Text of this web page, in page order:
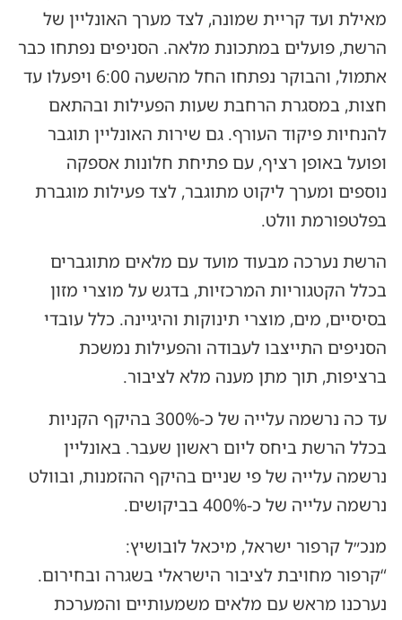
מאילת ועד קריית שמונה, לצד מערך האונליין של
הרשת, פועלים במתכונת מלאה. הסניפים נפתחו כבר
אתמול, והבוקר נפתחו החל מהשעה 6:00 ויפעלו עד
חצות, במסגרת הרחבת שעות הפעילות ובהתאם
להנחיות פיקוד העורף. גם שירות האונליין תוגבר
ופועל באופן רציף, עם פתיחת חלונות אספקה
נוספים ומערך ליקוט מתוגבר, לצד פעילות מוגברת
בפלטפורמת וולט.
הרשת נערכה מבעוד מועד עם מלאים מתוגברים
בכלל הקטגוריות המרכזיות, בדגש על מוצרי מזון
בסיסיים, מים, מוצרי תינוקות והיגיינה. כלל עובדי
הסניפים התייצבו לעבודה והפעילות נמשכת
ברציפות, תוך מתן מענה מלא לציבור.
עד כה נרשמה עלייה של כ-300% בהיקף הקניות
בכלל הרשת ביחס ליום ראשון שעבר. באונליין
נרשמה עלייה של פי שניים בהיקף ההזמנות, ובוולט
נרשמה עלייה של כ-400% בביקושים.
מנכ״ל קרפור ישראל, מיכאל לובושיץ:
“קרפור מחויבת לציבור הישראלי בשגרה ובחירום.
נערכנו מראש עם מלאים משמעותיים והמערכת